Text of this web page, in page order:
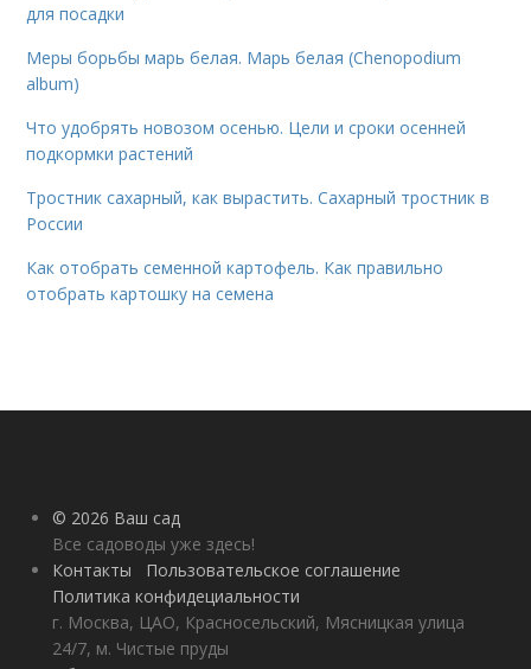
для посадки
Меры борьбы марь белая. Марь белая (Chenopodium
album)
Что удобрять новозом осенью. Цели и сроки осенней
подкормки растений
Тростник сахарный, как вырастить. Сахарный тростник в
России
Как отобрать семенной картофель. Как правильно
отобрать картошку на семена
© 2026 Ваш сад
Все садоводы уже здесь!
Контакты
Пользовательское соглашение
Политика конфидециальности
г. Москва, ЦАО, Красносельский, Мясницкая улица
24/7, м. Чистые пруды